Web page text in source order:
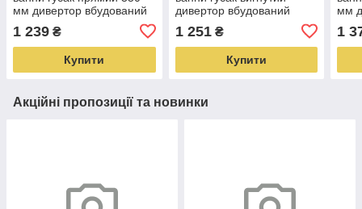
мм дивертор вбудований
2C243C)
1 239 ₴
Купити
дивертор вбудований
кульовий AQUATICA PL-
5C455C (9777220)
1 251₴
Купити
мм
1
Акційні пропозиції та новинки